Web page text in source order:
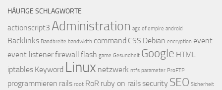
HÄUFIGE SCHLAGWORTE
actionscript3 Administration age of empire android
Backlinks Bandbreite bandwidth command CSS Debian encryption event
event listenerfirewall flash game Gesundheit Google HTML
iptables Keyword Linux netzwerk ntfs parameter ProFTP
programmieren rails root RoR ruby on railssecurity SEO Sicherheit